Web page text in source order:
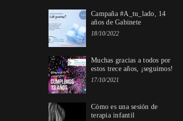
Campaña #A_tu_lado, 14
años de Gabinete
18/10/2022
Muchas gracias a todos por
estos trece años, ¡seguimos!
17/10/2021
Cómo es una sesión de
terapia infantil